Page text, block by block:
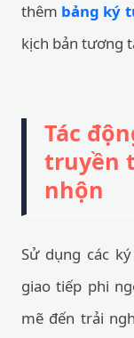
thêm bảng ký
kịch bản tương
Tác
truyền
nhộn
Sử dụng các
giao tiếp phi
mẽ đến trải